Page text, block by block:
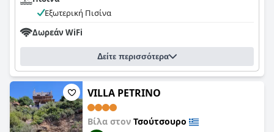
Εξωτερική Πισίνα
Δωρεάν WiFi
Δείτε περισσότερα
VILLA PETRINO
Βίλα στον Τσούτσουρο